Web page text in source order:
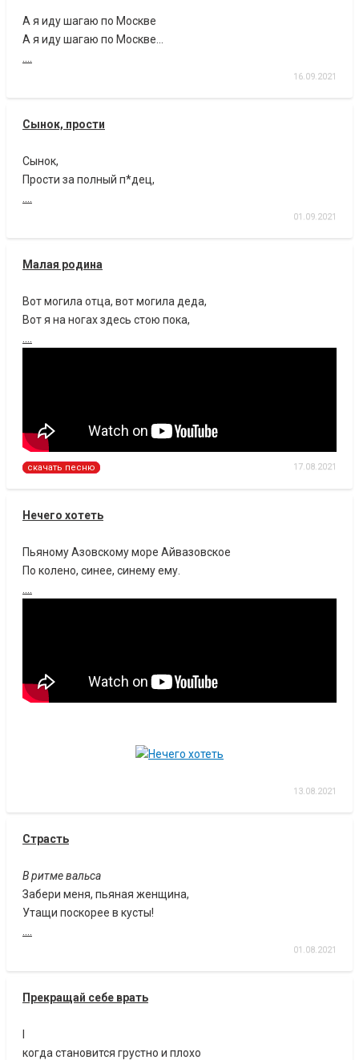
А я иду шагаю по Москве
А я иду шагаю по Москве…
16.09.2021
Сынок, прости
Сынок,
Прости за полный п*дец,
01.09.2021
Малая родина
Вот могила отца, вот могила деда,
Вот я на ногах здесь стою пока,
скачать песню 17.08.2021
Нечего хотеть
Пьяному Азовскому море Айвазовское
По колено, синее, синему ему.
13.08.2021
Страсть
В ритме вальса
Забери меня, пьяная женщина,
Утащи поскорее в кусты!
01.08.2021
Прекращай себе врать
когда становится грустно и плохо